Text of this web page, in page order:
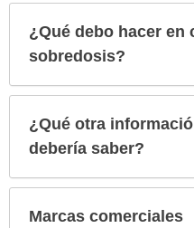
¿Qué debo hacer en
sobredosis?
¿Qué otra
debería saber?
Marcas comerciales